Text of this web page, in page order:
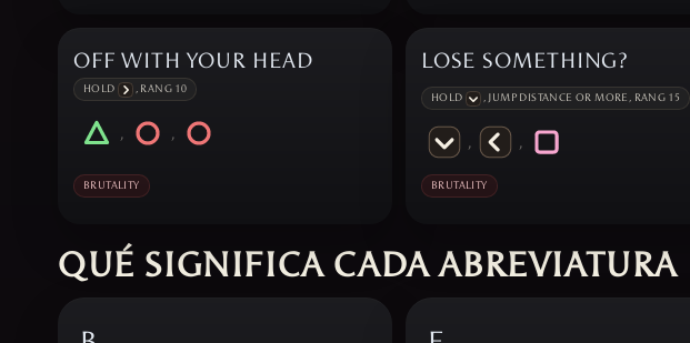
OFF WITH YOUR HEAD
HOLD , RANG 10
, ,
BRUTALITY
LOSE SOMETHING?
HOLD , JUMP DISTANCE OR MORE, RANG 15
, ,
BRUTALITY
QUÉ SIGNIFICA CADA ABREVIATURA